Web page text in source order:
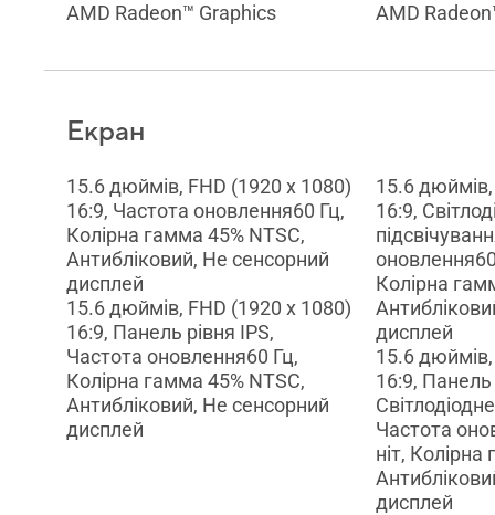
AMD Radeon™ Graphics AMD
Екран
15.6 дюймів, FHD (1920 x 1080)
16:9, Частота оновлення60 Гц,
Колірна гамма 45% NTSC,
Антибліковий, Не сенсорний
дисплей
15.6 дюймів, FHD (1920 x 1080)
16:9, Панель рівня IPS,
Частота оновлення60 Гц,
Колірна гамма 45% NTSC,
Антибліковий, Не сенсорний
дисплей
15.6
16:9,
Колірна
дисплей
15.6
16:9, Панель
Частота
ніт,
дисплей